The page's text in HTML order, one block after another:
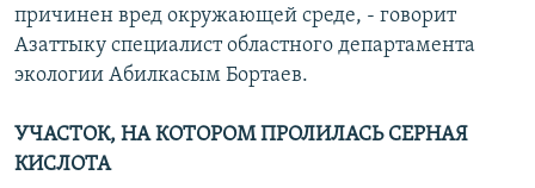
причинен вред окружающей среде, - говорит
Азаттыку специалист областного департамента
экологии Абилкасым Бортаев.
УЧАСТОК, НА КОТОРОМ ПРОЛИЛАСЬ СЕРНАЯ
КИСЛОТА